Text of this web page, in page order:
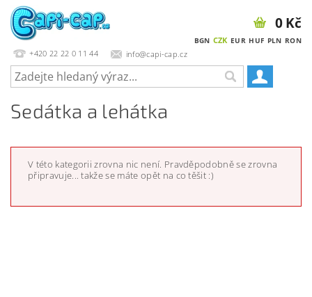
+420 22 22 0 11 44 info@capi-cap.cz
BGN CZK EUR HUF PLN RON
0 Kč
Sedátka a lehátka
V této kategorii zrovna nic není. Pravděpodobně se zrovna
připravuje... takže se máte opět na co těšit :)